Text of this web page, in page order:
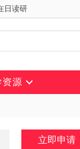
日读研
资源
立即申请